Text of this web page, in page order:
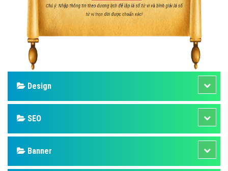
Design
SEO
Banner